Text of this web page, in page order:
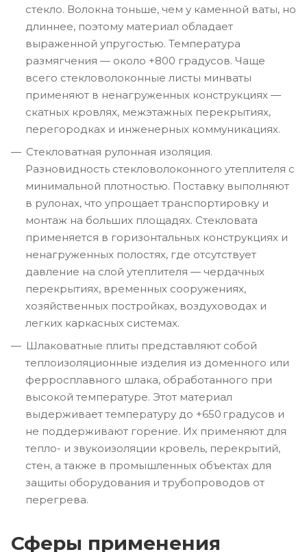
стекло. Волокна тоньше, чем у каменной ваты, но
длиннее, поэтому материал обладает
выраженной упругостью. Температура
размягчения — около +800 градусов. Чаще
всего стекловолоконные листы минваты
применяют в ненагруженных конструкциях —
скатных кровлях, межэтажных перекрытиях,
перегородках и инженерных коммуникациях.
Стекловатная рулонная изоляция.
Разновидность стекловолоконного утеплителя с
минимальной плотностью. Поставку выполняют
в рулонах, что упрощает транспортировку и
монтаж на больших площадях. Стекловата
применяется в горизонтальных конструкциях и
ненагруженных полостях, где отсутствует
давление на слой утеплителя — чердачных
перекрытиях, временных сооружениях,
хозяйственных постройках, воздуховодах и
легких каркасных системах.
Шлаковатные плиты представляют собой
теплоизоляционные изделия из доменного или
ферросплавного шлака, обработанного при
высокой температуре. Этот материал
выдерживает температуру до +650 градусов и
не поддерживают горение. Их применяют для
тепло- и звукоизоляции кровель, перекрытий,
стен, а также в промышленных объектах для
защиты оборудования и трубопроводов от
перегрева.
Сферы применения